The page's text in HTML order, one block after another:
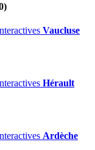
Vaucluse
Hérault
Ardèche